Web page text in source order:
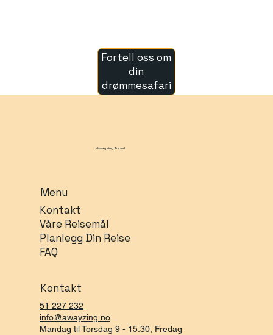
Fortell oss om
din
drømmesafari
Awayzing Travel
Menu
Kontakt
Våre Reisemål
Planlegg Din Reise
FAQ
Kontakt
51 227 232
info@awayzing.no
Mandag til Torsdag 9 - 15:30, Fredag